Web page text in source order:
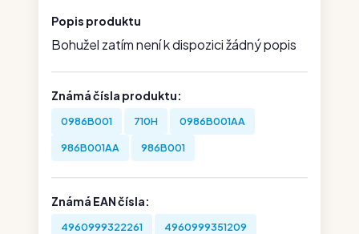
Popis produktu
Bohužel zatím není k dispozici žádný popis
Známá čísla produktu:
0986B001 710H 0986B001AA
986B001AA 986B001
Známá EAN čísla:
4960999322261 4960999351209